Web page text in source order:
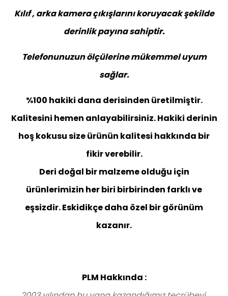
Kılıf , arka kamera çıkışlarını koruyacak şekilde
derinlik payına sahiptir.
Telefonunuzun ölçülerine mükemmel uyum
sağlar.
%100 hakiki dana derisinden üretilmiştir.
Kalitesini hemen anlayabilirsiniz. Hakiki derinin
hoş kokusu size ürünün kalitesi hakkında bir
fikir verebilir.
Deri doğal bir malzeme olduğu için
ürünlerimizin her biri birbirinden farklı ve
eşsizdir. Eskidikçe daha özel bir görünüm
kazanır.
PLM Hakkında :